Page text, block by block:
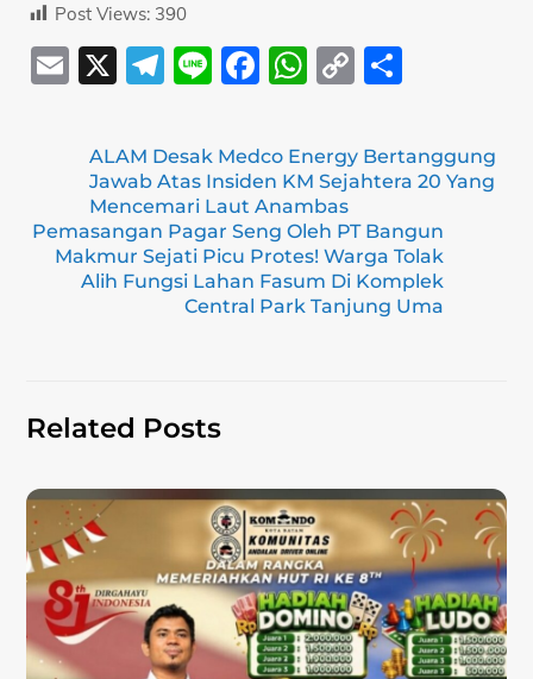
Post Views: 390
E
ai
X
T
e
gr
a
m
Li
e
F
c
e
b
o
o
W
at
s
A
p
p
C
p
y
Li
n
k
ar
e
ALAM Desak Medco Energy Bertanggung
Jawab Atas Insiden KM Sejahtera 20 Yang
Mencemari Laut Anambas
Pemasangan Pagar Seng Oleh PT Bangun
Makmur Sejati Picu Protes! Warga Tolak
Alih Fungsi Lahan Fasum Di Komplek
Central Park Tanjung Uma
Related Posts